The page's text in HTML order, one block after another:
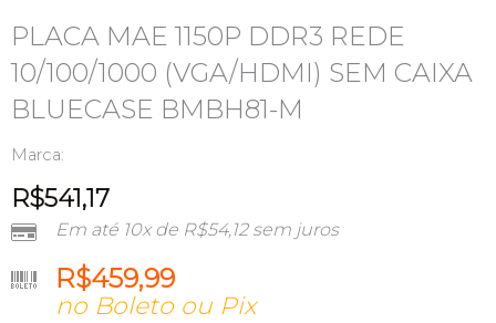
PLACA MAE 1150P DDR3 REDE
10/100/1000 (VGA/HDMI) SEM CAIXA
BLUECASE BMBH81-M
Marca:
R$541,17
Em até 10x de R$54,12sem juros
R$459,99
no Boleto ou Pix